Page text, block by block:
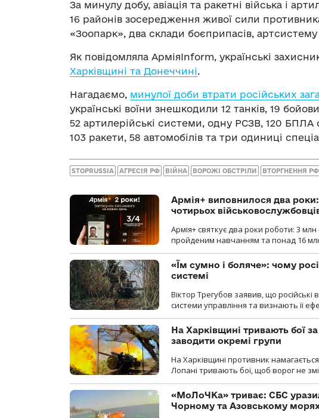
За минулу добу, авіація та ракетні війська і
16 районів зосередження живої сили
«Зоопарк», два склади боєприпасів,
Як повідомляла АрміяInform, українські
Харківщині та Донеччині.
Нагадаємо, минулої доби втрати російських
українські воїни знешкодили 12 танків, 19
52 артилерійські системи, одну РСЗВ, 120 БПЛА
103 ракети, 58 автомобілів та три одиниці
STOPRUSSIA АГРЕСІЯ РФ ВІЙНА ВОРОЖІ ОБСТРІЛИ ВТОРГНЕННЯ РФ
Армія+ виповнилося два
чотирьох
Армія+ святкує два роки роботи: 3 млн
пройденим навчанням та понад 16
«Їм сумно і боляче»: чому
системі
Віктор Трегубов заявив, що російські
системи управління та визнають її
На Харківщині тривають бої
заводити окремі групи
На Харківщині противник
Лопані тривають бої, щоб ворог не
«МоЛоЧКа» триває: СБС
Чорному та Азовському